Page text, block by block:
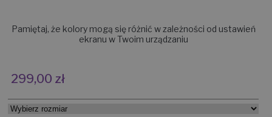
Pamiętaj, że kolory mogą się różnić w zależności od ustawień
ekranu w Twoim urządzaniu
299,00 zł